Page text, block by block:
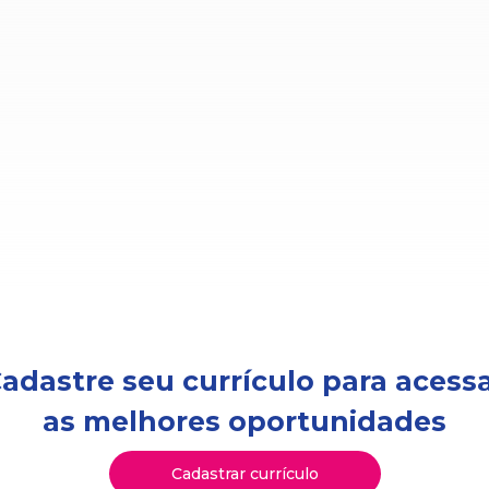
seu currículo para
as melhores oportunidades
Cadastrar currículo